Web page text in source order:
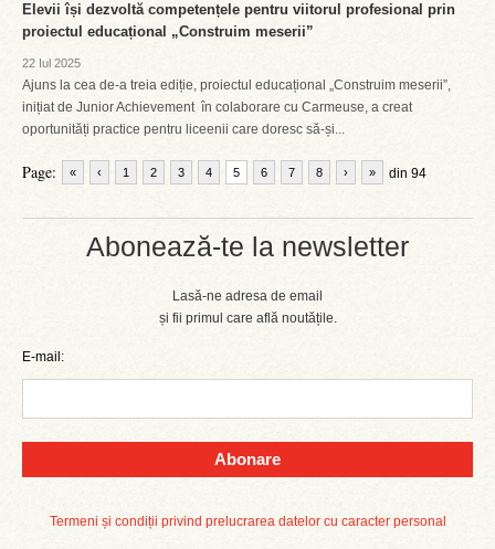
Abonează-te la newsletter
Lasă-ne adresa de email
și fii primul care află noutățile.
E-mail:
Abonare
Termeni și condiții privind prelucrarea datelor cu caracter personal
Elevii își dezvoltă competențele pentru viitorul profesional prin
proiectul educațional „Construim meserii”
22 Iul 2025
Ajuns la cea de-a treia ediție, proiectul educațional „Construim meserii”,
inițiat de Junior Achievement în colaborare cu Carmeuse, a creat
oportunități practice pentru liceenii care doresc să-și...
Page: « ‹ 1 2 3 4 5 6 7 8 din 94
› »